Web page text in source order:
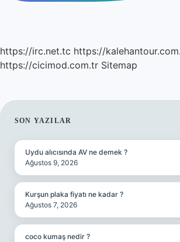
https://irc.net.tc https://
https://cicimod.com.tr Sitemap
SIDEBAR
SON YAZILAR
Uydu alıcısında AV ne demek ?
Ağustos 9, 2026
Kurşun plaka fiyatı ne kadar ?
Ağustos 7, 2026
coco kumaş nedir ?